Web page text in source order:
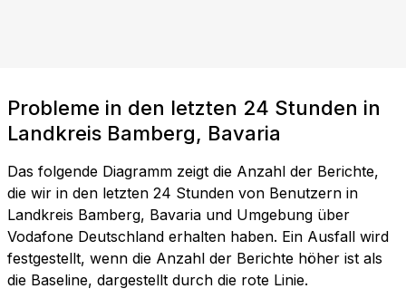
Probleme in den letzten 24 Stunden in
Landkreis Bamberg, Bavaria
Das folgende Diagramm zeigt die Anzahl der Berichte,
die wir in den letzten 24 Stunden von Benutzern in
Landkreis Bamberg, Bavaria und Umgebung über
Vodafone Deutschland erhalten haben. Ein Ausfall wird
festgestellt, wenn die Anzahl der Berichte höher ist als
die Baseline, dargestellt durch die rote Linie.